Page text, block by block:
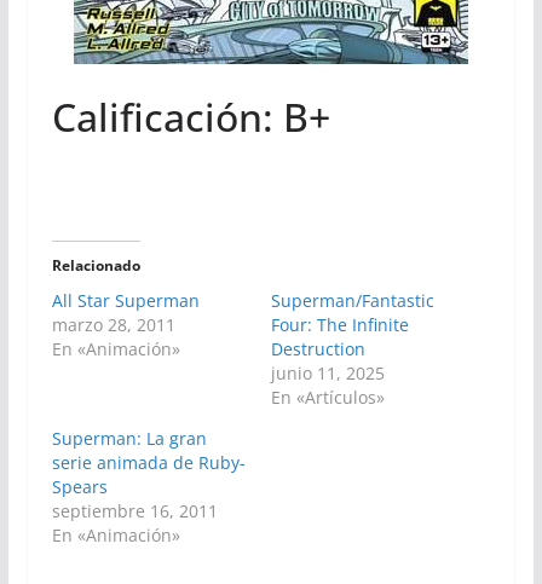
Calificación: B+
Relacionado
All Star Superman
marzo 28, 2011
En «Animación»
Superman/Fantastic
Four: The Infinite
Destruction
junio 11, 2025
En «Artículos»
Superman: La gran
serie animada de Ruby-
Spears
septiembre 16, 2011
En «Animación»